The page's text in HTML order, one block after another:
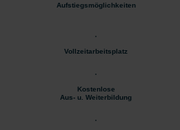
Aufstiegsmöglichkeiten
Vollzeitarbeitsplatz
Kostenlose
Aus- u. Weiterbildung